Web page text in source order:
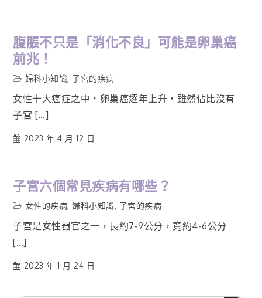
腹脹不只是「消化不良」可能是卵巢癌
前兆！
婦科小知識,子宮的疾病
女性十大癌症之中，卵巢癌逐年上升，雖然佔比沒有
子宮 […]
2023 年 4 月 12 日
子宮六個常見疾病有哪些？
女性的疾病,婦科小知識, 子宮的疾病
子宮是女性器官之一，長約7-9公分，寬約4-6公分
[…]
2023 年 1 月 24 日